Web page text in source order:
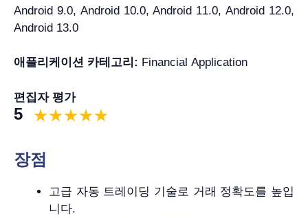
Android 9.0, Android 10.0, Android 11.0, Android 12.0,
Android 13.0
애플리케이션 카테고리: Financial Application
편집자 평가
5
장점
고급 자동 트레이딩 기술로 거래 정확도를 높입
니다.